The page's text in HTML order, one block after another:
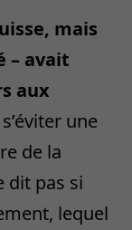
mais
– avait
aux
une
de la
dit pas si
lequel